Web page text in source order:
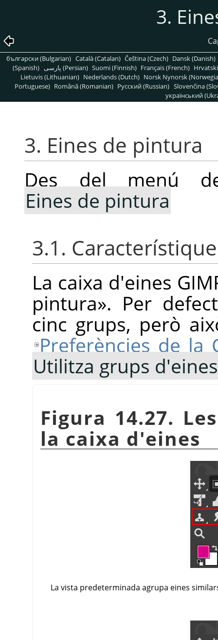
3.
български (Bulgarian) Català (Catalan) Čeština (Czech) Dansk (Danish)
(Spanish)
پارسی (Persian) Suomi (Finnish) Français (French)
Lietuvis (Lithuanian) Nederlands (Dutch) Norsk Nynorsk
Portuguese) Română (Romanian) Pусский (Russian) Slovenčina
український
3. Eines de pintura
Des del menú
Eines de pintura
3.1.
La caixa d'eines
pintura». Per
cinc grups, però
Preferències de la
Utilitza grups d'eines
Figura 14.27.
la caixa d'eines
La vista predeterminada agrupa eines